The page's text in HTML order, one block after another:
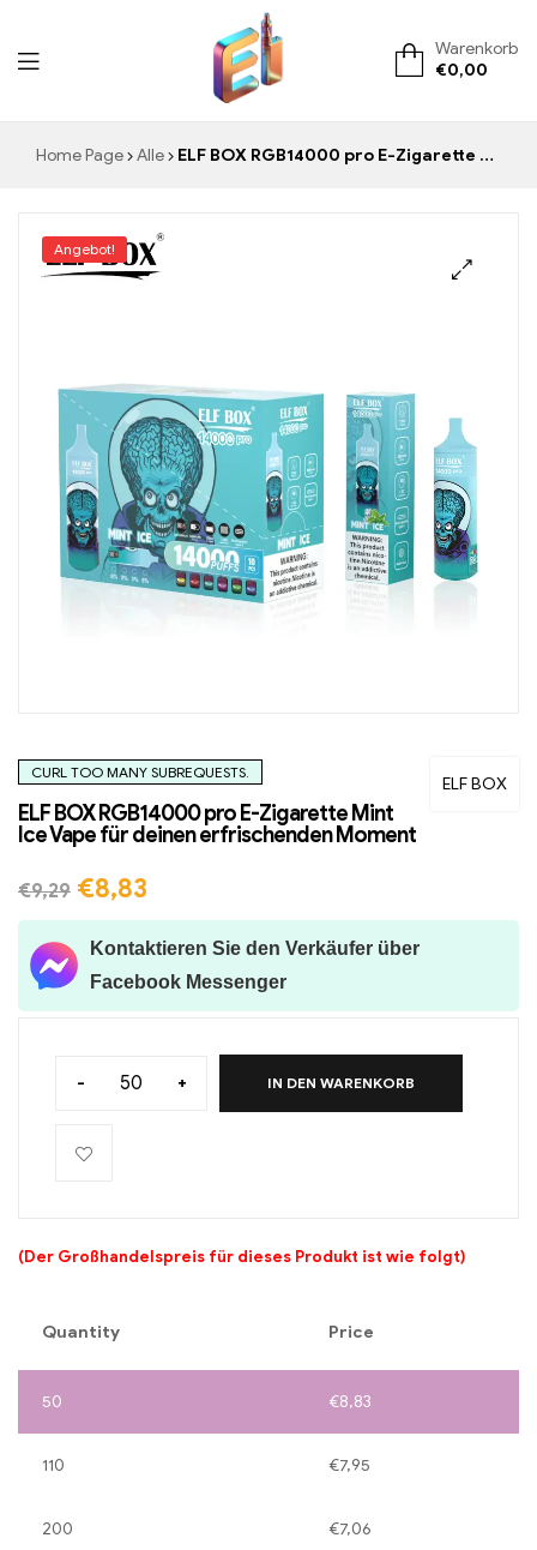
ElementVape.de
Warenkorb
€0,00
Home Page Alle ELF BOX RGB14000 pro E-Zigarette Mint Ice Vape für deinen erfrischenden Moment
Angebot!
ELF BOX
CURL TOO MANY SUBREQUESTS.
ELF BOX RGB14000 pro E-Zigarette Mint
Ice Vape für deinen erfrischenden Moment
€9,29 €8,83
Kontaktieren Sie den Verkäufer über
Facebook Messenger
- + IN DEN WARENKORB
(Der Großhandelspreis für dieses Produkt ist wie folgt)
Quantity Price
50 €8,83
110 €7,95
200 €7,06